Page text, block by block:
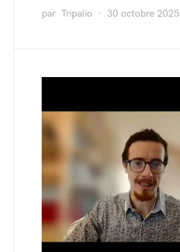
par Tripalio 30 octobre 2025